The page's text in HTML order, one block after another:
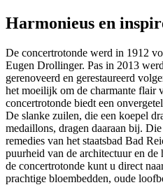
Harmonieus en
De concertrotonde werd in 1912
Eugen Drollinger. Pas in 2013
gerenoveerd en gerestaureerd
het moeilijk om de charmante flair
concertrotonde biedt een
De slanke zuilen, die een koepel
medaillons, dragen daaraan bij.
remedies van het staatsbad Bad
puurheid van de architectuur en
de concertrotonde kunt u direct
prachtige bloembedden, oude